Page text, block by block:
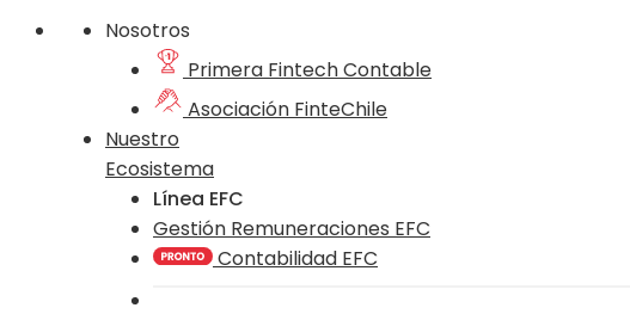
Nosotros
Primera Fintech Contable
Asociación FinteChile
Nuestro
Ecosistema
Línea EFC
Gestión Remuneraciones EFC
Contabilidad EFC